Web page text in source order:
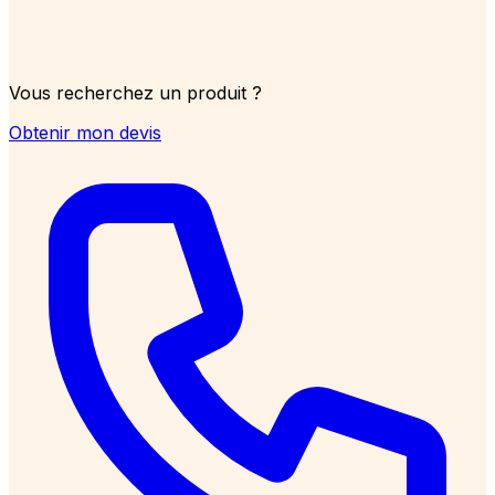
Vous recherchez un produit ?
Obtenir mon devis